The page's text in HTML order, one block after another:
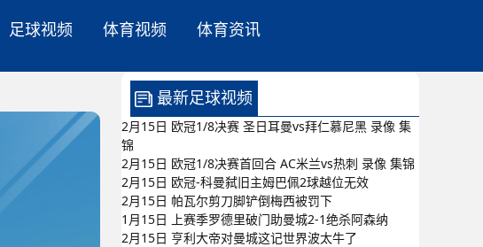
足球视频 体育视频 体育资讯
最新足球视频
2月15日 欧冠1/8决赛 圣日耳曼vs拜仁慕尼黑 录像 集
锦
2月15日 欧冠1/8决赛首回合 AC米兰vs热刺 录像 集锦
2月15日 欧冠-科曼弑旧主姆巴佩2球越位无效
2月15日 帕瓦尔剪刀脚铲倒梅西被罚下
1月15日 上赛季罗德里破门助曼城2-1绝杀阿森纳
2月15日 亨利大帝对曼城这记世界波太牛了